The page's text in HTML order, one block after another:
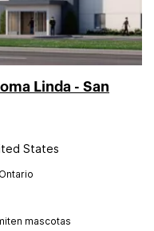
Linda - San
States
mascotas